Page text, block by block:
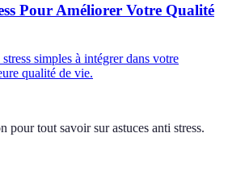
Pour Améliorer Votre Qualité
simples à intégrer dans votre
qualité de vie.
pour tout savoir sur astuces anti stress.